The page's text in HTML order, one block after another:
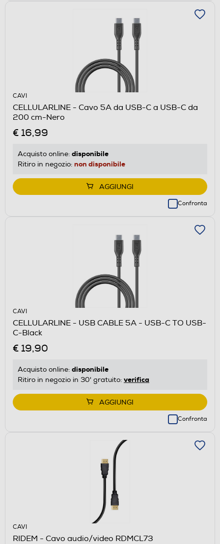
CAVI
CELLULARLINE - Cavo 5A da USB-C a USB-C da
200 cm-Nero
€ 16,99
Acquisto online: disponibile
Ritiro in negozio: non disponibile
AGGIUNGI
Confronta
CAVI
CELLULARLINE - USB CABLE 5A - USB-C TO USB-
C-Black
€ 19,90
Acquisto online: disponibile
Ritiro in negozio in 30' gratuito: verifica
AGGIUNGI
Confronta
CAVI
RIDEM - Cavo audio/video RDMCL73